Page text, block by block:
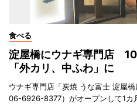
食べる
淀屋橋にウナギ専門店
「外カリ、中ふわ」に
ウナギ専門店「炭焼 うな富士 淀屋
06-6926-8377）がオープンして1カ